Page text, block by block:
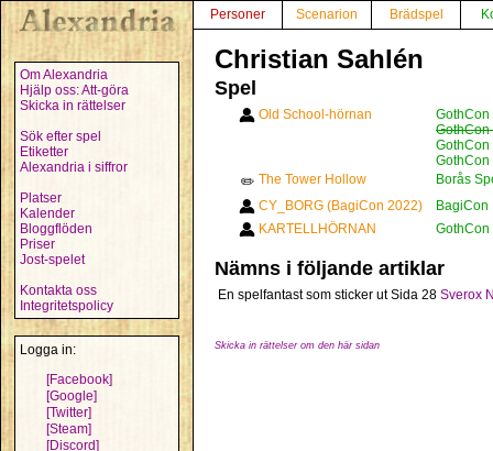
Om Alexandria
Hjälp oss: Att-göra
Skicka in rättelser
Sök efter spel
Etiketter
Alexandria i siffror
Platser
Kalender
Bloggflöden
Priser
Jost-spelet
Kontakta oss
Integritetspolicy
Logga in:
[Facebook]
[Google]
[Twitter]
[Steam]
[Discord]
Personer Scenarion Brädspel
Christian Sahlén
Spel
Old School-hörnan
GothCon
GothCon
GothCon
GothCon
✏️ The Tower Hollow
Borås
CY_BORG (BagiCon 2022)
BagiCon
KARTELLHÖRNAN
GothCon
Nämns i följande artiklar
En spelfantast som sticker ut Sida 28 Sverox
Skicka in rättelser om den här sidan